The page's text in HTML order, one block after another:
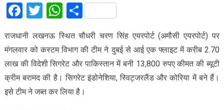
Facebook
Twitter
WhatsApp
Share
राजधानी लखनऊ स्थित चौधरी चरण सिंह एयरपोर्ट (अमौसी एयरपोर्ट) पर
मंगलवार को कस्टम विभाग की टीम ने दुबई से आई एक फ्लाइट में करीब 2.70
लाख की विदेशी सिगरेट और पाकिस्तान में बनी 13,800 रुपए कीमत की ब्यूटी
क्रीम बरामद की है। सिगरेट इंडोनेशिया, स्विट्जरलैंड और कोरिया में बने हैं।
इसे टीम ने जब्त कर लिया है।